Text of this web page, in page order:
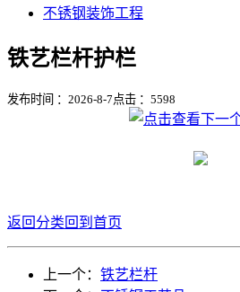
不锈钢装饰工程
铁艺栏杆护栏
发布时间 ：2026-8-7 点击 ： 5598
返回分类回到首页
上一个： 铁艺栏杆